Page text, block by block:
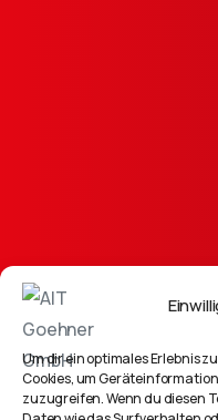
Um dir ein optimales Erlebnis
Cookies, um
zuzugreifen. Wenn du diesen
info@ait.de